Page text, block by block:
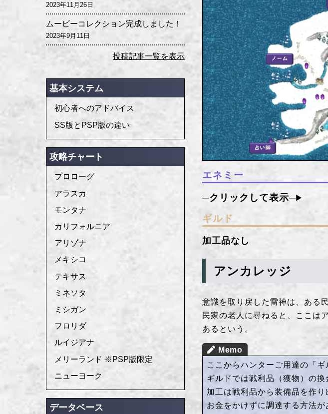
2023年11月26日
ムービーコレクション完成しました！
2023年9月11日
投稿記事一覧を表示
基本システム
初心者へのアドバイス
SS版とPSP版の違い
攻略チャート
プロローグ
アラスカ
モンタナ
カリフォルニア
アリゾナ
メキシコ
テキサス
ミネソタ
ミシガン
フロリダ
ルイジアナ
メリーランド ※PSP版限定
ニューヨーク
データベース
エネミー
ギルド
加工品なし
アンカレッジ
意識を取り戻した雷神は、ある
民家の老人に尋ねると、ここは
あるという。
ここからハンターご用達の「ギ
ギルドでは戦利品（獲物）の換
加工は戦利品から装備品を作
お金をかけずに調達する方法